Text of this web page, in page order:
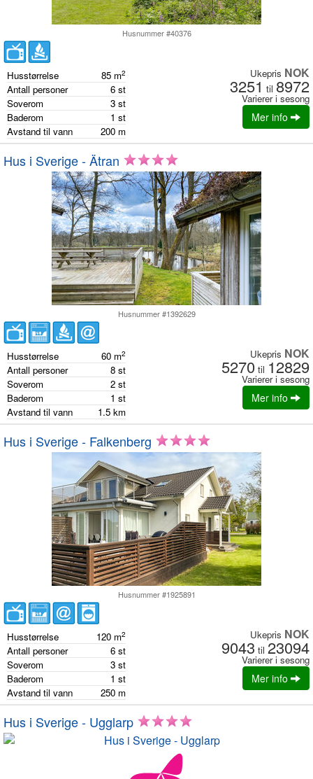
Husnummer #40376
Husstørrelse 85 m2
Antall personer 6 st
Soverom
3 st
Baderom
1 st
Avstand til vann
200 m
Ukepris NOK
3251 til 8972
Varierer i sesong
Mer info
Hus i Sverige - Ätran
Husnummer #1392629
Husstørrelse 60 m2
Antall personer 8 st
Soverom
2 st
Baderom
1 st
Avstand til vann
1.5 km
Ukepris NOK
5270 til 12829
Varierer i sesong
Mer info
Hus i Sverige - Falkenberg
Husnummer #1925891
Husstørrelse 120 m2
Antall personer 6 st
Soverom
3 st
Baderom
1 st
Avstand til vann
250 m
Ukepris NOK
9043 til 23094
Varierer i sesong
Mer info
Hus i Sverige - Ugglarp